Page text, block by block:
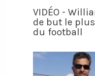
VIDÉO -
de but le
du football